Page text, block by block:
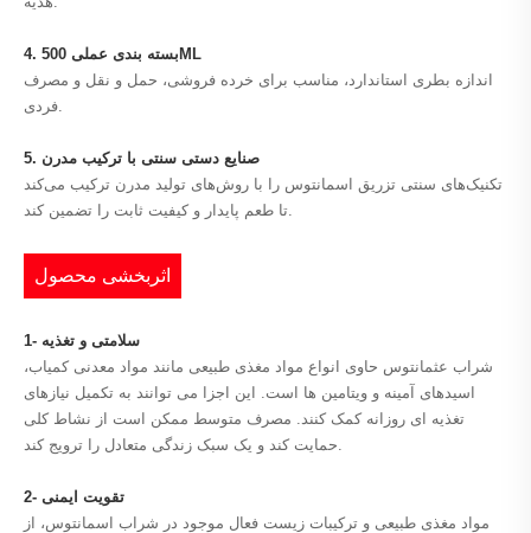
4. بسته بندی عملی 500ML
اندازه بطری استاندارد، مناسب برای خرده فروشی، حمل و نقل و مصرف
5. صنایع دستی سنتی با ترکیب مدرن
تکنیک‌های سنتی تزریق اسمانتوس را با روش‌های تولید مدرن ترکیب می‌کند
اثربخشی محصول
1- سلامتی و تغذیه
شراب عثمانتوس حاوی انواع مواد مغذی طبیعی مانند مواد معدنی کمیاب،
اسیدهای آمینه و ویتامین ها است. این اجزا می توانند به تکمیل نیازهای
تغذیه ای روزانه کمک کنند. مصرف متوسط ​​ممکن است از نشاط کلی
2- تقویت ایمنی
مواد مغذی طبیعی و ترکیبات زیست فعال موجود در شراب اسمانتوس، از